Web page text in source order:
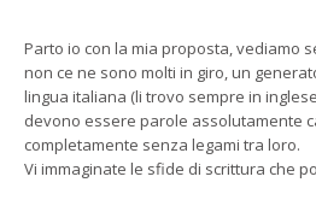
Parto io con la mia proposta, vediamo
non ce ne sono molti in giro, un
lingua italiana (li trovo sempre in
devono essere parole assolutamente
completamente senza legami tra loro.
Vi immaginate le sfide di scrittura che